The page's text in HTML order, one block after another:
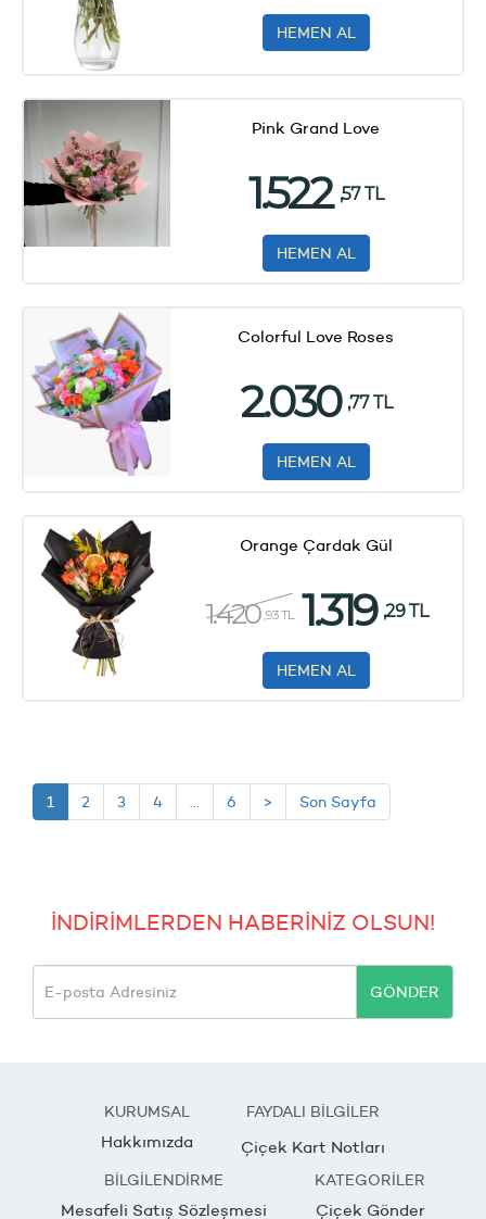
HEMEN AL
Pink Grand Love
1.522 ,57 TL
HEMEN AL
Colorful Love Roses
2.030 ,77 TL
HEMEN AL
Orange Çardak Gül
1.420 ,93 TL 1.319 ,29 TL
HEMEN AL
1 2 3 4 ... 6 > Son Sayfa
İNDİRİMLERDEN HABERİNİZ OLSUN!
GÖNDER
KURUMSAL
Hakkımızda
FAYDALI BİLGİLER
Çiçek Kart Notları
BİLGİLENDİRME
Mesafeli Satış Sözleşmesi
KATEGORİLER
Çiçek Gönder